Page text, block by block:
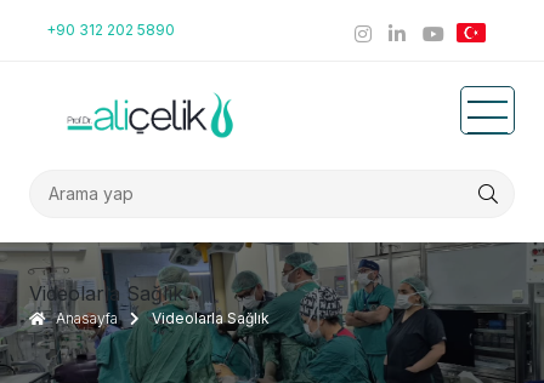
+90 312 202 5890
Videolarla Sağlık
Anasayfa Videolarla Sağlık